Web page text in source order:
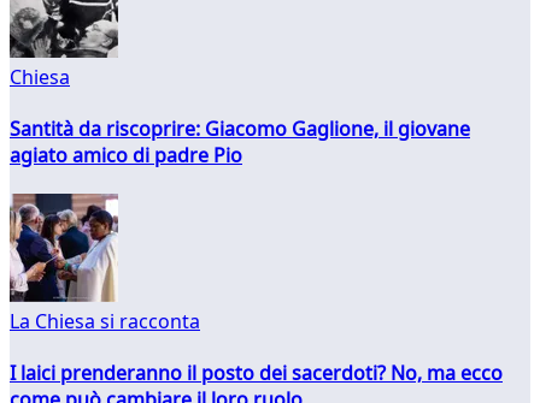
Chiesa
Santità da riscoprire: Giacomo Gaglione, il giovane
agiato amico di padre Pio
La Chiesa si racconta
I laici prenderanno il posto dei sacerdoti? No, ma ecco